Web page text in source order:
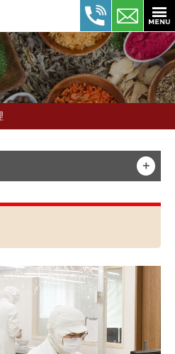
＋